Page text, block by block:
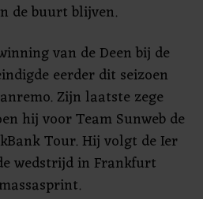
de buurt blijven.
van de Deen bij de
eerder dit seizoen
Zijn laatste zege
hij voor Team Sunweb de
Tour. Hij volgt de Ier
wedstrijd in Frankfurt